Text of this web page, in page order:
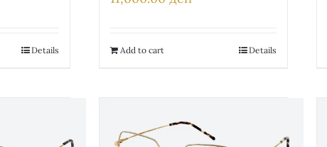
Details Add to cart Details